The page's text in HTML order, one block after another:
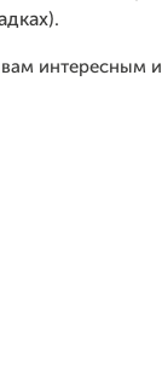
интересным